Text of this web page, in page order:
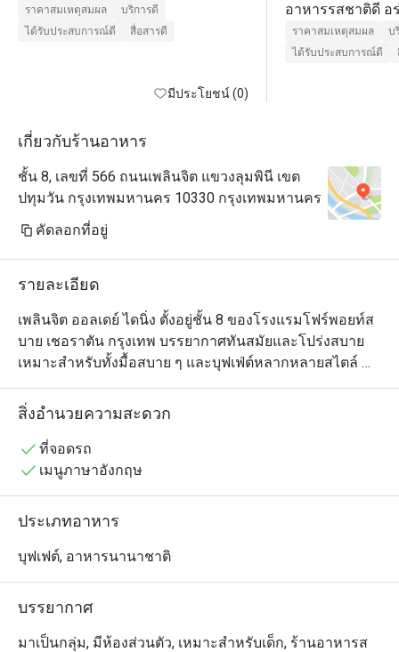
ราคาสมเหตุสมผล
บริการดี
ได้รับประสบการณ์ดี
สื่อสารดี
มีประโยชน์ (0)
อาหารรสชาติดี อ
อร่อยเค้าก็ว่ากันไ
ราคาสมเหตุสมผล
บ
ได้รับประสบการณ์ดี
เกี่ยวกับร้านอาหาร
ชั้น 8, เลขที่ 566 ถนนเพลินจิต แขวงลุมพินี เขต
ปทุมวัน กรุงเทพมหานคร 10330 กรุงเทพมหานคร
คัดลอกที่อยู่
รายละเอียด
เพลินจิต ออลเดย์ ไดนิ่ง ตั้งอยู่ชั้น 8 ของโรงแรมโฟร์พอยท์ส
บาย เชอราตัน กรุงเทพ บรรยากาศทันสมัยและโปร่งสบาย
เหมาะสำหรับทั้งมื้อสบาย ๆ และบุฟเฟ่ต์หลากหลายสไตล์
ร้านให้บริการอาหาร ไทยและนานาชาติ เป็นอีกหนึ่งร้านที่
เหมาะสำหรับทั้งแขกโรงแรมและคนเมืองที่ต้องการมื้อ
สิ่งอำนวยความสะดวก
ที่จอดรถ
เมนูภาษาอังกฤษ
ประเภทอาหาร
บุฟเฟต์, อาหารนานาชาติ
บรรยากาศ
มาเป็นกลุ่ม, มีห้องส่วนตัว, เหมาะสำหรับเด็ก, ร้านอาหารส